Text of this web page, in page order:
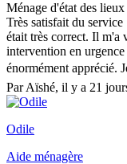
Ménage d'état des
Très satisfait du
était très correct. Il m'a
intervention en
énormément apprécié.
Par Aïshé, il y a 21
Odile
Aide ménagère